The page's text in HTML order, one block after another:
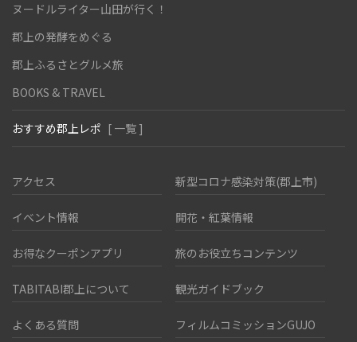
ヌードルライター山田が行く！
郡上の発酵をめぐる
郡上ふるさとグルメ旅
BOOKS & TRAVEL
おすすめ郡上レポ [ 一覧 ]
アクセス 新型コロナ感染対策(郡上市)
イベント情報 開花・紅葉情報
お得なクーポンアプリ 旅のお役立ちコンテンツ
TABITABI郡上について 観光ガイドブック
よくある質問 フィルムコミッションGUJO